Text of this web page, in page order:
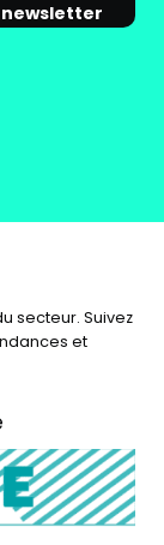
newsletter
secteur. Suivez
et